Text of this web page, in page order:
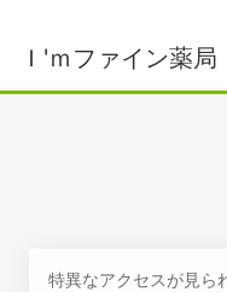
Ｉ'ｍファイン薬局
特異なアクセスが見ら